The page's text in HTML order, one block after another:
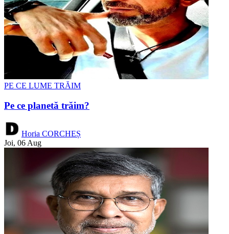
PE CE LUME TRĂIM
Pe ce planetă trăim?
Horia CORCHEȘ
Joi, 06 Aug